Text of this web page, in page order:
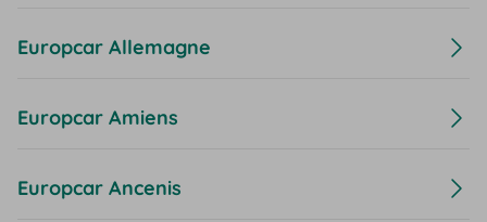
Europcar Allemagne
Europcar Amiens
Europcar Ancenis